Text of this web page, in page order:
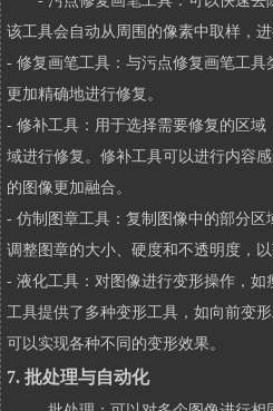
该工具会自动从周围的像素中取样，进
- 修复画笔工具：与污点修复画笔工具
更加精确地进行修复。
- 修补工具：用于选择需要修复的区
域进行修复。修补工具可以进行内容
的图像更加融合。
- 仿制图章工具：复制图像中的部分区
调整图章的大小、硬度和不透明度，以
- 液化工具：对图像进行变形操作，
工具提供了多种变形工具，如向前变
可以实现各种不同的变形效果。
7. 批处理与自动化